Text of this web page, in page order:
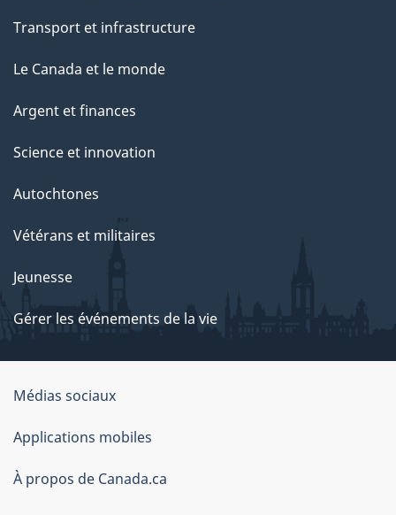
Transport et infrastructure
Le Canada et le monde
Argent et finances
Science et innovation
Autochtones
Vétérans et militaires
Jeunesse
Gérer les événements de la vie
Organisation
du
gouvernement
du
Médias sociaux
Applications mobiles
À propos de Canada.ca